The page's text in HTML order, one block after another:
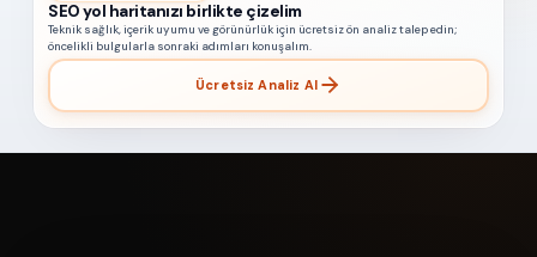
SEO yol haritanızı birlikte çizelim
Teknik sağlık, içerik uyumu ve görünürlük için ücretsiz ön analiz talep edin;
öncelikli bulgularla sonraki adımları konuşalım.
Ücretsiz Analiz Al